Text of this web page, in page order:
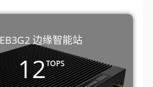
EB3G2 边缘智能站
12TOPS